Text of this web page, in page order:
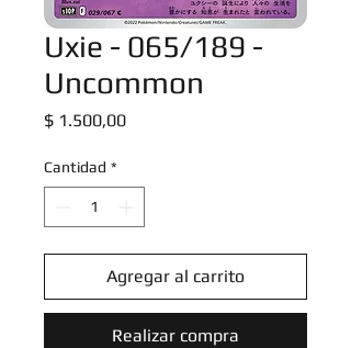
Uxie - 065/189 -
Uncommon
$ 1.500,00Precio
Cantidad *
Agregar al carrito
Realizar compra